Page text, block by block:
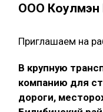
ООО Коулмэн
Приглашаем на
В крупную
компанию для
дороги,